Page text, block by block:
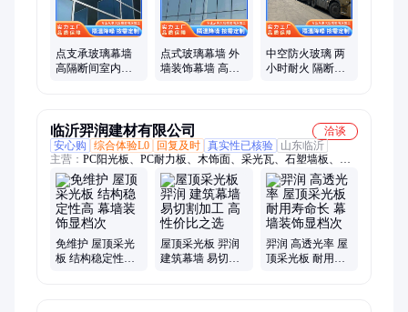
点支承玻璃幕墙
高隔断间室内外
点式玻璃幕墙 外
墙装饰幕墙 高性
中空防火玻璃 两
小时耐火 隔断幕
临沂羿润建材有限公司
洽谈
安心购
综合体验L0 回复及时 真实性已核验
山东临沂
主营： PC阳光板、PC耐力板、木饰面、采光瓦、石塑墙板、木
塑地板、吸音板、铝方通、SPC石晶墙板
免维护 屋顶采光
板 结构稳定性高
屋顶采光板 羿润
建筑幕墙 易切割
羿润 高透光率 屋
顶采光板 耐用寿